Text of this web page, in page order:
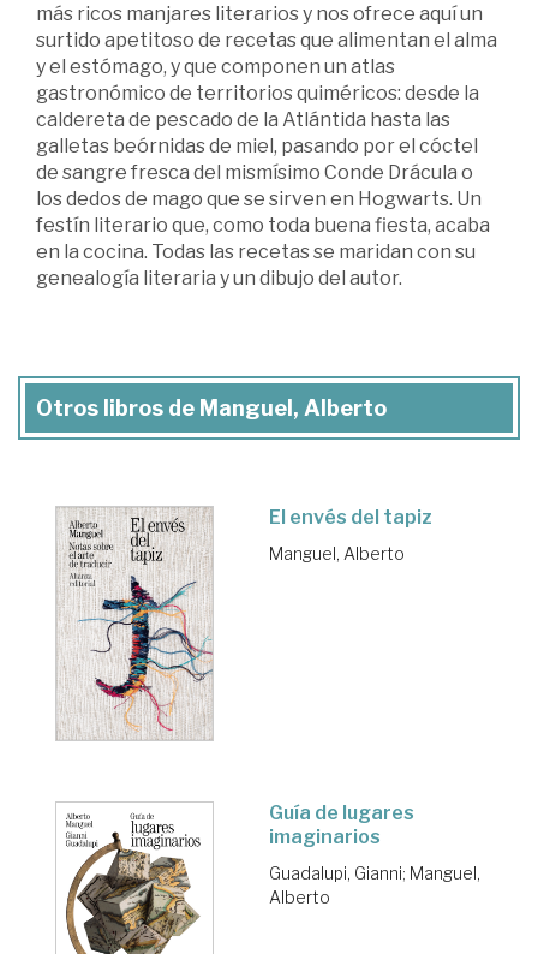
más ricos manjares literarios y nos ofrece aquí un
surtido apetitoso de recetas que alimentan el alma
y el estómago, y que componen un atlas
gastronómico de territorios quiméricos: desde la
caldereta de pescado de la Atlántida hasta las
galletas beórnidas de miel, pasando por el cóctel
de sangre fresca del mismísimo Conde Drácula o
los dedos de mago que se sirven en Hogwarts. Un
festín literario que, como toda buena fiesta, acaba
en la cocina. Todas las recetas se maridan con su
genealogía literaria y un dibujo del autor.
Otros libros de Manguel, Alberto
El envés del tapiz
Manguel, Alberto
Guía de lugares
imaginarios
Guadalupi, Gianni; Manguel,
Alberto